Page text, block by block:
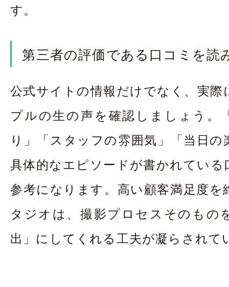
す。
第三者の評価である口コミを読
公式サイトの情報だけでなく、実際
プルの生の声を確認しましょう。
り」「スタッフの雰囲気」「当日
具体的なエピソードが書かれている
参考になります。高い顧客満足度を
タジオは、撮影プロセスそのもの
出」にしてくれる工夫が凝らされて